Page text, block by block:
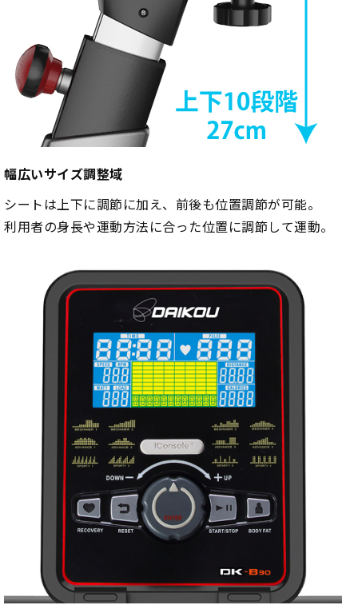
幅広いサイズ調整域
シートは上下に調節に加え、前後も位置調節が可能。
利用者の身長や運動方法に合った位置に調節して運動。